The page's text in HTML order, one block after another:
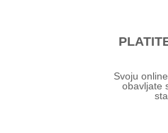
Svoju
obavljate